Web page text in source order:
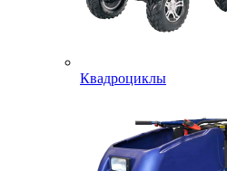
Квадроциклы